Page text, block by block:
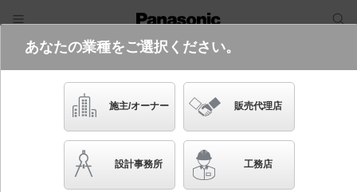
電気・建築設備（ビジネス）
フリーワード
品番・キーワード
NNCF40235J LE9
あなたの業種をご選択ください。
施主/オーナー 販売代理店
設計事務所 工務店